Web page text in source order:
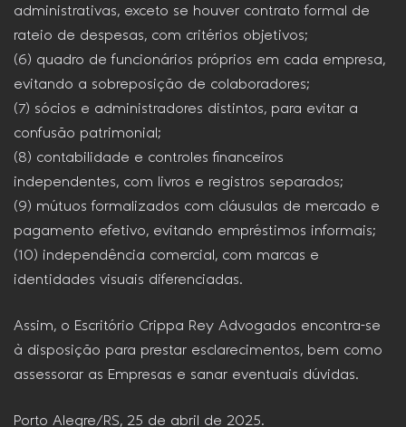
administrativas, exceto se houver contrato formal de
rateio de despesas, com critérios objetivos;
(6) quadro de funcionários próprios em cada empresa,
evitando a sobreposição de colaboradores;
(7) sócios e administradores distintos, para evitar a
confusão patrimonial;
(8) contabilidade e controles financeiros
independentes, com livros e registros separados;
(9) mútuos formalizados com cláusulas de mercado e
pagamento efetivo, evitando empréstimos informais;
(10) independência comercial, com marcas e
identidades visuais diferenciadas.
Assim, o Escritório Crippa Rey Advogados encontra-se
à disposição para prestar esclarecimentos, bem como
assessorar as Empresas e sanar eventuais dúvidas.
Porto Alegre/RS, 25 de abril de 2025.